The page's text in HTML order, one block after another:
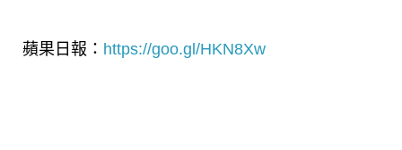
蘋果日報： https://goo.gl/HKN8Xw